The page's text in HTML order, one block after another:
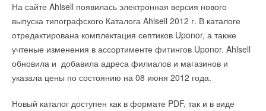
На сайте Ahlsell появилась электронная версия нового
выпуска типографского Каталога Ahlsell 2012 г. В каталоге
отредактирована комплектация септиков Uponor, а также
учтеные изменения в ассортименте фитингов Uponor. Ahlsell
обновила и добавила адреса филиалов и магазинов и
указала цены по состоянию на 08 июня 2012 года.
Новый каталог доступен как в формате PDF, так и в виде
энергосберегающих проектов проводился среди всех
регионов Украины. Победителем конкурса стала
Запорожская область. Часть выигранных средств разделят
между громадами области, другая часть пойдет на
реализацию проекта в рамках всей области, заявил
заместитель губернатора Петр Гончарук.
- Журнал ошибок и рекомендаций расширен. Программа
будет определять более чем 200 ошибок и рекомендаций .
- Линейка вентиляторов от производителя Ziehl-Abegg
представлена с новейшими инновационными пластиковыми
крыльчатками.
большинство пожеланий пользователей.